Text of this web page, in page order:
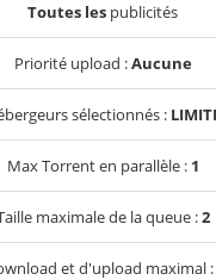
Toutes les publicités
Priorité upload :Aucune
sélectionnés :
Max Torrent en parallèle : 1
maximale de la queue :2
et d'upload maximal :